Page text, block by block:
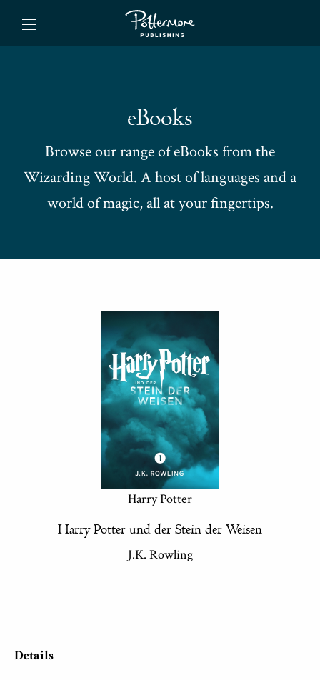
eBooks
Browse our range of eBooks from the
Wizarding World. A host of languages and a
world of magic, all at your fingertips.
Harry Potter
Harry Potter und der Stein der Weisen
J.K. Rowling
Details